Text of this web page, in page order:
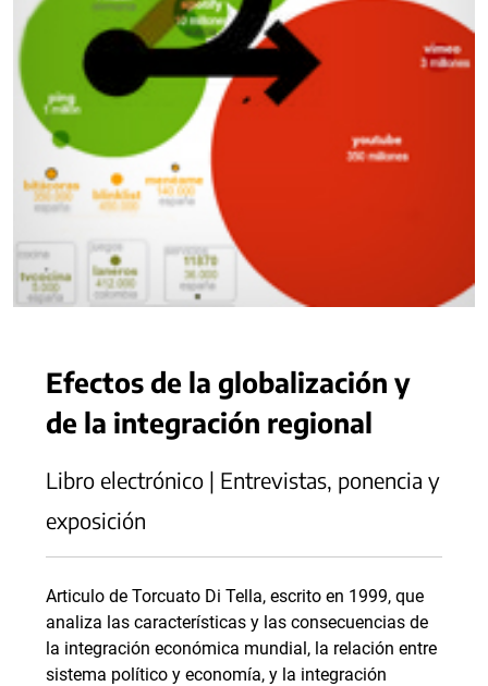
Efectos de la globalización y
de la integración regional
Libro electrónico | Entrevistas, ponencia y
exposición
Articulo de Torcuato Di Tella, escrito en 1999, que
analiza las características y las consecuencias de
la integración económica mundial, la relación entre
sistema político y economía, y la integración